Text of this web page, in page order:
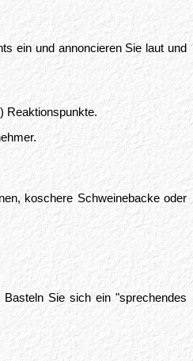
ein und annoncieren Sie laut und
Reaktionspunkte.
koschere Schweinebacke oder
Sie sich ein "sprechendes